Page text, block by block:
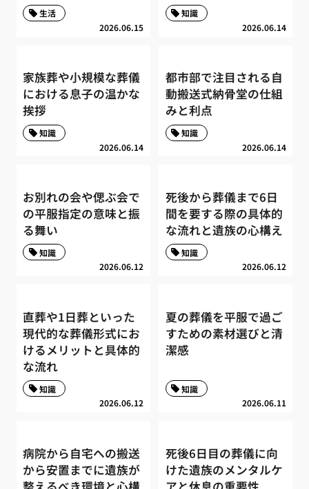
2026.06.15
生活
2026.06.14
知識
家族葬や小規模な葬儀
における息子の温かな
挨拶
2026.06.14
知識
都市部で注目される自
動搬送式納骨堂の仕組
みと利点
2026.06.14
知識
お別れの会や偲ぶ会で
の平服指定の意味と振
る舞い
2026.06.12
知識
死後から葬儀まで6日
間を要する際の具体的
な流れと遺族の心構え
2026.06.12
知識
直葬や1日葬といった
現代的な葬儀形式にお
けるメリットと具体的
な流れ
2026.06.12
知識
夏の葬儀を平服で過ご
すための素材選びと清
潔感
2026.06.11
知識
病院から自宅への搬送
から安置までに遺族が
死後6日目の葬儀に向
けた遺族のメンタルケ